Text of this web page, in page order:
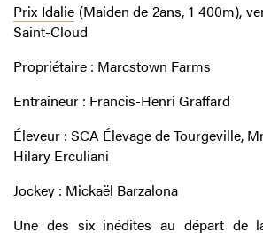
Prix Idalie(Maiden de 2ans, 1 400m),
Saint-Cloud
Propriétaire : Marcstown Farms
Entraîneur : Francis-Henri Graffard
Éleveur : SCA Élevage de Tourgeville,
Hilary Erculiani
Jockey : Mickaël Barzalona
Une des six inédites au départ de